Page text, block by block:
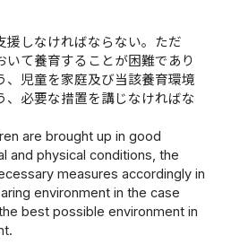
援しなければならない。ただ
て養育することが困難であり
児童を家庭及び当該養育環境
必要な措置を講じなければな
are brought up in good
and physical conditions, the
measures accordingly in
environment in the case
best possible environment in